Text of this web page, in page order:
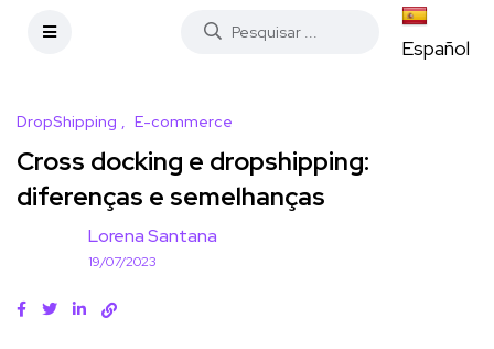
Español
DropShipping E-commerce
Cross docking e dropshipping:
diferenças e semelhanças
Lorena Santana
19/07/2023